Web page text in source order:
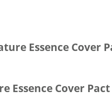
Essence Cover
Essence Cover